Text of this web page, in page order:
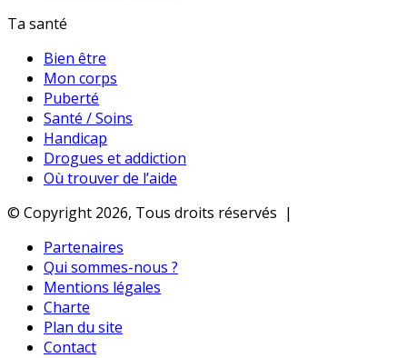
Ta santé
Bien être
Mon corps
Puberté
Santé / Soins
Handicap
Drogues et addiction
Où trouver de l’aide
© Copyright 2026, Tous droits réservés |
Partenaires
Qui sommes-nous ?
Mentions légales
Charte
Plan du site
Contact